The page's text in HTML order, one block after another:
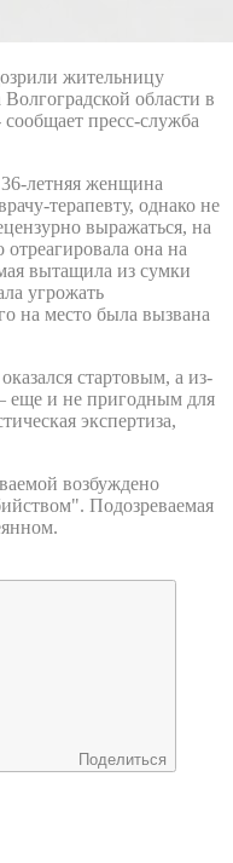
жительницу
области в
сообщает пресс-служба
летняя женщина
терапевту, однако не
выражаться, на
она на
вытащила из сумки
угрожать
на место была вызвана
стартовым, а из-
– еще и не пригодным для
экспертиза,
возбуждено
Подозреваемая
Поделиться